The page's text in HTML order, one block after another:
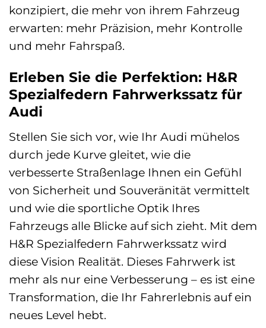
konzipiert, die mehr von ihrem Fahrzeug
erwarten: mehr Präzision, mehr Kontrolle
und mehr Fahrspaß.
Erleben Sie die Perfektion: H&R
Spezialfedern Fahrwerkssatz für
Audi
Stellen Sie sich vor, wie Ihr Audi mühelos
durch jede Kurve gleitet, wie die
verbesserte Straßenlage Ihnen ein Gefühl
von Sicherheit und Souveränität vermittelt
und wie die sportliche Optik Ihres
Fahrzeugs alle Blicke auf sich zieht. Mit dem
H&R Spezialfedern Fahrwerkssatz wird
diese Vision Realität. Dieses Fahrwerk ist
mehr als nur eine Verbesserung – es ist eine
Transformation, die Ihr Fahrerlebnis auf ein
neues Level hebt.